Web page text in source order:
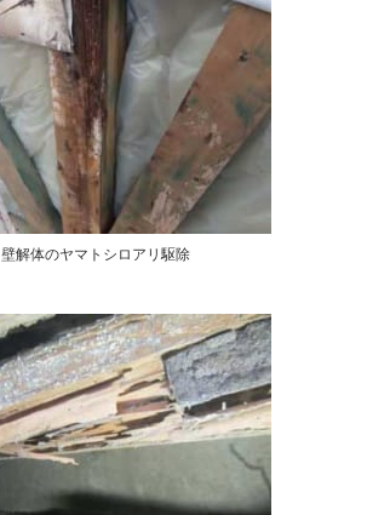
壁解体のヤマトシロアリ駆除